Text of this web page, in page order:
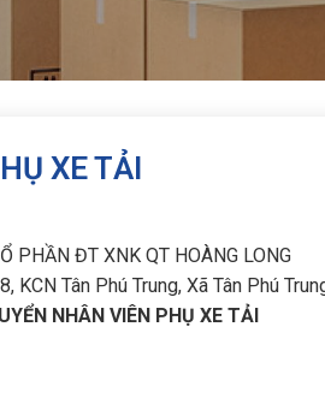
XE TẢI
PHẦN ĐT XNK QT HOÀNG LONG
Tân Phú Trung, Xã Tân Phú
NHÂN VIÊN PHỤ XE TẢI